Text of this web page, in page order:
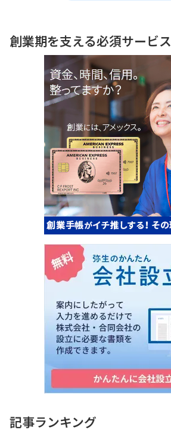
創業期を支える必須サービス
記事ランキング